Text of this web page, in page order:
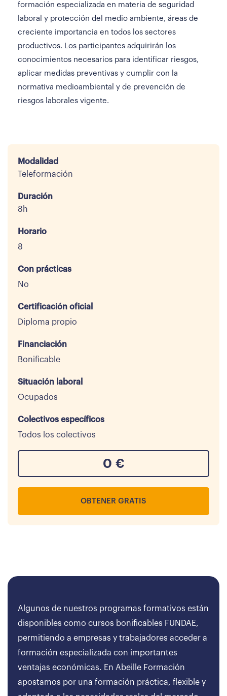
formación especializada en materia de seguridad
laboral y protección del medio ambiente, áreas de
creciente importancia en todos los sectores
productivos. Los participantes adquirirán los
conocimientos necesarios para identificar riesgos,
aplicar medidas preventivas y cumplir con la
normativa medioambiental y de prevención de
riesgos laborales vigente.
Modalidad
Teleformación
Duración
8h
Horario
8
Con prácticas
No
Certificación oficial
Diploma propio
Financiación
Bonificable
Situación laboral
Ocupados
Colectivos específicos
Todos los colectivos
0 €
OBTENER GRATIS
Algunos de nuestros programas formativos están
disponibles como cursos bonificables FUNDAE,
permitiendo a empresas y trabajadores acceder a
formación especializada con importantes
ventajas económicas. En Abeille Formación
apostamos por una formación práctica, flexible y